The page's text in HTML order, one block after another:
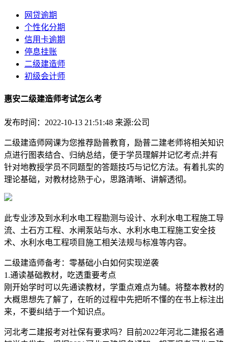
网贷逾期
个性化分期
信用卡逾期
停息挂账
二级建造师
初级会计师
惠安二级建造师考试怎么考
发布时间：2022-10-13 21:51:48 来源:公司
二级建造师网课为您推荐励普教育，励普二建老师将相关知识
点进行图表结合、归纳总结，便于学员理解并记忆考点;并有
针对地教授学员不同题型的答题技巧与记忆方法。有着扎实的
理论基础，对教材捻熟于心，思路清晰、讲解透彻。
此专业涉及到水利水电工程勘测与设计、水利水电工程施工导
流、土石方工程、水闸泵站与水、水利水电工程施工安全技
术、水利水电工程项目施工相关法规与标准等内容。
二级建造师备考：零基础小白如何实现逆袭
1.通读基础教材，吃透重要考点
刚开始学时可以先通读教材，学重点难点为辅。将整本教材的
大概思想先了解了，在听的过程中先把听不懂的在书上标注出
来，不要纠结于一个知识点。
河北考二建报考对社保有要求吗？目前2022年河北二建报名通